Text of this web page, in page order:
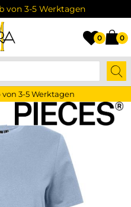
von 3-5 Werktagen
0 0
3-5 Werktagen